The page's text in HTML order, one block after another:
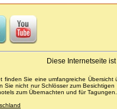
Diese Internetseite
finden Sie eine umfangreiche
Sie nicht nur Schlösser zum
zum Übernachten und für Tagungen.